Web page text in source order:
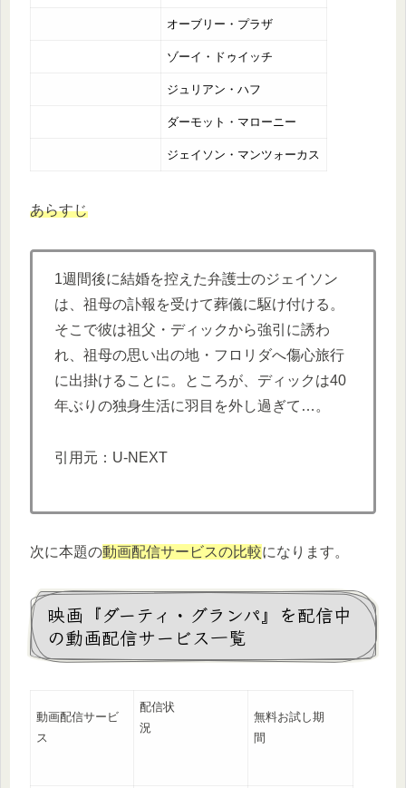
オーブリー・プラザ
ゾーイ・ドゥイッチ
ジュリアン・ハフ
ダーモット・マローニー
ジェイソン・マンツォーカス
あらすじ
1週間後に結婚を控えた弁護士のジェイソン
は、祖母の訃報を受けて葬儀に駆け付ける。
そこで彼は祖父・ディックから強引に誘わ
れ、祖母の思い出の地・フロリダへ傷心旅行
に出掛けることに。ところが、ディックは40
年ぶりの独身生活に羽目を外し過ぎて…。
引用元：U-NEXT
次に本題の動画配信サービスの比較になります。
映画『ダーティ・グランパ』を配信中
の動画配信サービス一覧
動画配信サービ
ス
配信状
況
無料お試し期
間